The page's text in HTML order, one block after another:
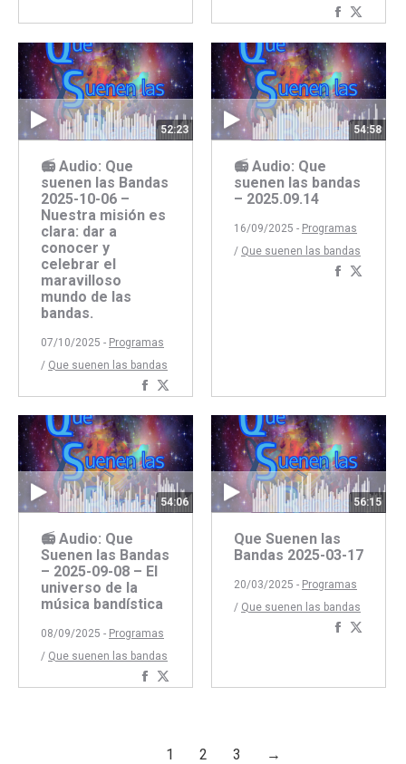
Facebook
Twitter
Compartir
52:23
📻 Audio: Que
suenen las Bandas
2025-10-06 –
Nuestra misión es
clara: dar a
conocer y
celebrar el
maravilloso
mundo de las
bandas.
07/10/2025 - Programas
/ Que suenen las bandas
Compartir
Facebook
Twitter
54:58
📻 Audio: Que
suenen las bandas
– 2025.09.14
16/09/2025 - Programas
/ Que suenen las bandas
Compartir
54:06
📻 Audio: Que
Suenen las Bandas
– 2025-09-08 – El
universo de la
música bandística
08/09/2025 - Programas
/ Que suenen las bandas
Compartir
56:15
Que Suenen las
Bandas 2025-03-17
20/03/2025 - Programas
/ Que suenen las bandas
Compartir
1 2 3 →